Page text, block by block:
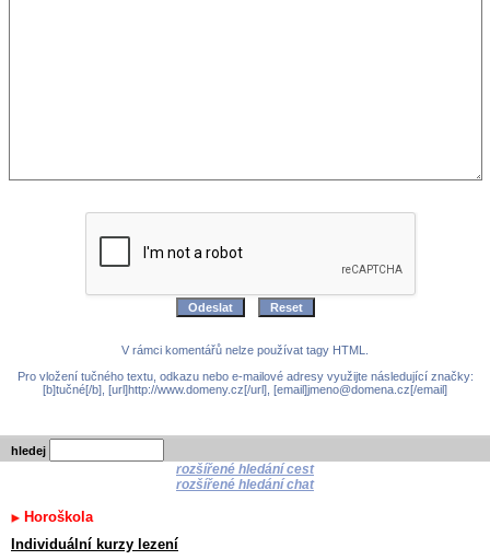
V rámci komentářů nelze používat tagy HTML.
Pro vložení tučného textu, odkazu nebo e-mailové adresy využijte následující značky:
[b]tučné[/b], [url]http://www.domeny.cz[/url], [email]jmeno@domena.cz[/email]
hledej
rozšířené hledání cest
rozšířené hledání chat
Horoškola
Individuální kurzy lezení